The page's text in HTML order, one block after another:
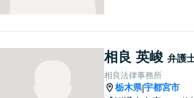
い。
相良 英峻 弁護
相良法律事務所
栃木県|宇都宮市